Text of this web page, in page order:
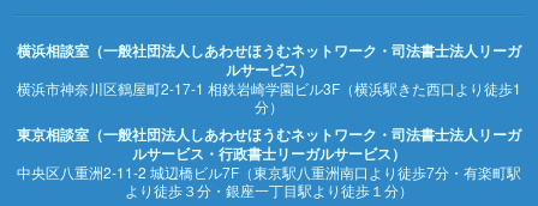
横浜相談室（一般社団法人しあわせほうむネットワーク・司法書士法人リーガ
ルサービス）
横浜市神奈川区鶴屋町2-17-1 相鉄岩崎学園ビル3F（横浜駅きた西口より徒歩1
分）
東京相談室（一般社団法人しあわせほうむネットワーク・司法書士法人リーガ
ルサービス・行政書士リーガルサービス）
中央区八重洲2-11-2 城辺橋ビル7F（東京駅八重洲南口より徒歩7分・有楽町駅
より徒歩３分・銀座一丁目駅より徒歩１分）